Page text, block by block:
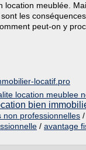
location meublée.
les
peut-on y
locatif.pro
location meublee
bien
non professionnelles /
/ avantage